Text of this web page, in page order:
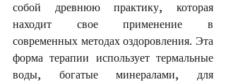
собой древнюю практику, которая
находит свое применение в
современных методах оздоровления. Эта
форма терапии использует термальные
воды, богатые минералами, для